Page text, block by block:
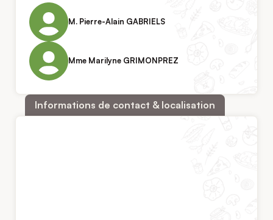
M. Pierre-Alain GABRIELS
Mme Marilyne GRIMONPREZ
Informations de contact & localisation